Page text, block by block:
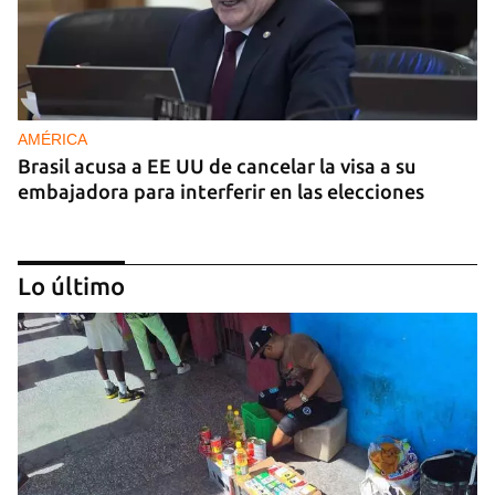
AMÉRICA
Brasil acusa a EE UU de cancelar la visa a su
embajadora para interferir en las elecciones
Lo último